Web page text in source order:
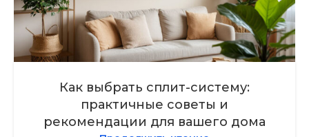
Как выбрать сплит-систему:
практичные советы и
рекомендации для вашего дома